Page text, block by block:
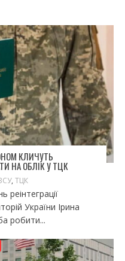
КЛИЧУТЬ
НА ОБЛІК У ТЦК
, ТЦК
реінтеграції
України Ірина
робити...